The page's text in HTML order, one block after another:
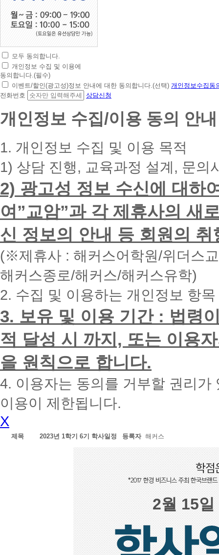
초
간
편
상
담
청
대
폰
입
력
시
면
빠
른
간
내
에
화
드
리
겠
습
니
다.
모두 동의합니다.
개인정보 수집 및 이용에
동의합니다.(필수)
이벤트/할인(광고성)정보 안내에 대한 동의합니다.(선택) 개인정보수집동
전화번호
상담신청
개인정보 수집/이용 동의 안내
1. 개인정보 수집 및 이용 목적
1) 상담 진행, 교육과정 설계, 문의
2) 광고성 정보 수신에 대하
여”교암”과 각 제휴사의 새
신 정보의 안내 등 회원의
(※제휴사 : 해커스어학원/위더스
해커스종로/해커스/해커스유학)
2. 수집 및 이용하는 개인정보 항
3. 보유 및 이용 기간 : 법령
적 달성 시 까지, 또는 이용
을 원칙으로 합니다.
4. 이용자는 동의를 거부할 권리
이용이 제한됩니다.
X
제목 2023년 1학기 6기 학사일정 등록자 해커스